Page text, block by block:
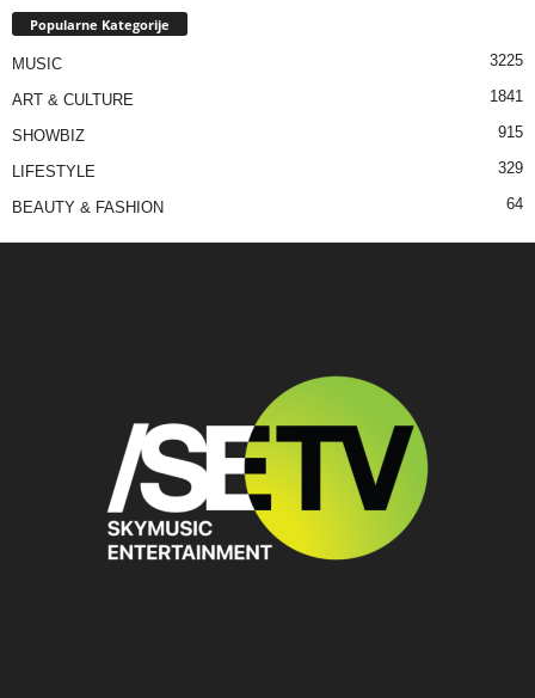
Popularne Kategorije
MUSIC 3225
ART & CULTURE 1841
SHOWBIZ 915
LIFESTYLE 329
BEAUTY & FASHION 64